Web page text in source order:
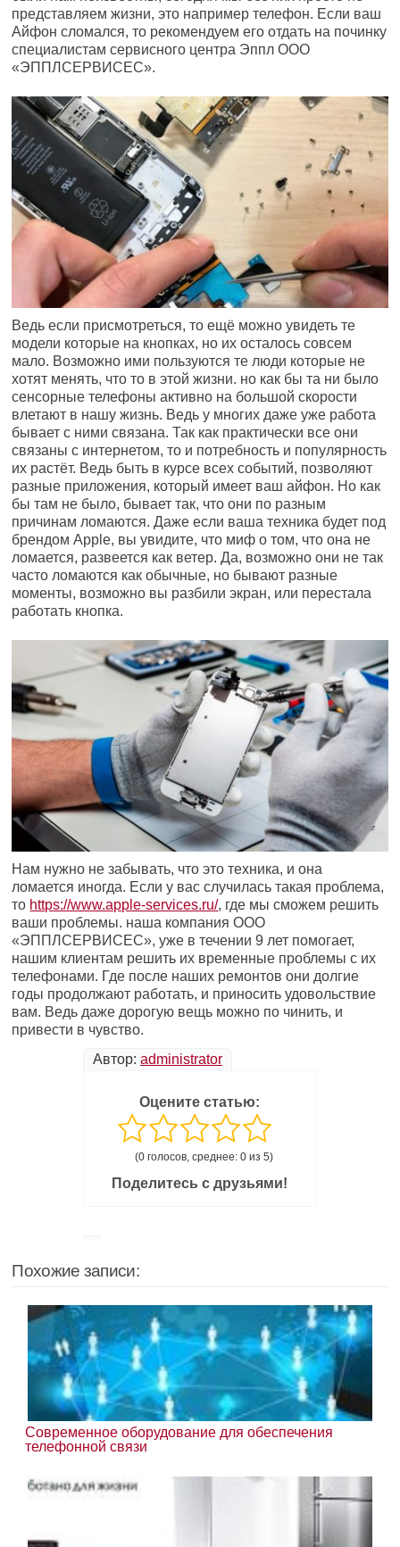
представляем жизни, это например телефон. Если ваш
Айфон сломался, то рекомендуем его отдать на починку
специалистам сервисного центра Эппл ООО
«ЭППЛСЕРВИСЕС».
Ведь если присмотреться, то ещё можно увидеть те
модели которые на кнопках, но их осталось совсем
мало. Возможно ими пользуются те люди которые не
хотят менять, что то в этой жизни. но как бы та ни было
сенсорные телефоны активно на большой скорости
влетают в нашу жизнь. Ведь у многих даже уже работа
бывает с ними связана. Так как практически все они
связаны с интернетом, то и потребность и популярность
их растёт. Ведь быть в курсе всех событий, позволяют
разные приложения, который имеет ваш айфон. Но как
бы там не было, бывает так, что они по разным
причинам ломаются. Даже если ваша техника будет под
брендом Apple, вы увидите, что миф о том, что она не
ломается, развеется как ветер. Да, возможно они не так
часто ломаются как обычные, но бывают разные
моменты, возможно вы разбили экран, или перестала
работать кнопка.
Нам нужно не забывать, что это техника, и она
ломается иногда. Если у вас случилась такая проблема,
то https://www.apple-services.ru/, где мы сможем решить
ваши проблемы. наша компания ООО
«ЭППЛСЕРВИСЕС», уже в течении 9 лет помогает,
нашим клиентам решить их временные проблемы с их
телефонами. Где после наших ремонтов они долгие
годы продолжают работать, и приносить удовольствие
вам. Ведь даже дорогую вещь можно по чинить, и
привести в чувство.
Автор: administrator
Оцените статью:
(0 голосов, среднее: 0 из 5)
Поделитесь с друзьями!
Похожие записи:
Современное оборудование для обеспечения
телефонной связи